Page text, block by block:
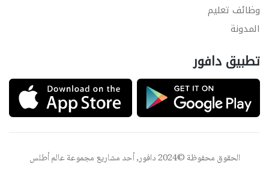
وظائف تعليم
المدونة
تطبيق دافور
الحقوق محفوظة ©2024 دافور, أحد مشاريع مجموعة عالم أطلس